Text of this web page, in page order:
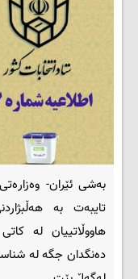
تایبەت بە
هاووڵاتییان لە
دەنگدان جگە لە